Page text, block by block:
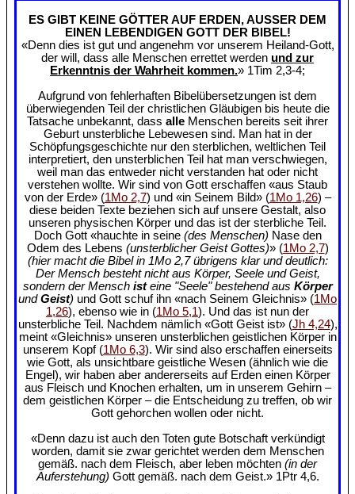
ES GIBT KEINE GÖTTER AUF ERDEN, AUSSER DEM
EINEN LEBENDIGEN GOTT DER BIBEL!
«Denn dies ist gut und angenehm vor unserem Heiland-Gott,
der will, dass alle Menschen errettet werden und zur
Erkenntnis der Wahrheit kommen.» 1Tim 2,3-4;
Aufgrund von fehlerhaften Bibelübersetzungen ist dem
überwiegenden Teil der christlichen Gläubigen bis heute die
Tatsache unbekannt, dass alle Menschen bereits seit ihrer
Geburt unsterbliche Lebewesen sind. Man hat in der
Schöpfungsgeschichte nur den sterblichen, weltlichen Teil
interpretiert, den unsterblichen Teil hat man verschwiegen,
weil man das entweder nicht verstanden hat oder nicht
verstehen wollte. Wir sind von Gott erschaffen «aus Staub
von der Erde» (1Mo 2,7) und «in Seinem Bild» (1Mo 1,26) –
diese beiden Texte beziehen sich auf unsere Gestalt, also
unseren physischen Körper und das ist der sterbliche Teil.
Doch Gott «hauchte in seine (des Menschen) Nase den
Odem des Lebens (unsterblicher Geist Gottes)» (1Mo 2,7)
(hier macht die Bibel in 1Mo 2,7 übrigens klar und deutlich:
Der Mensch besteht nicht aus Körper, Seele und Geist,
sondern der Mensch isteine "Seele" bestehend aus Körper
undGeist) und Gott schuf ihn «nach Seinem Gleichnis» (1Mo
1,26), ebenso wie in (1Mo 5,1). Und das ist nun der
unsterbliche Teil. Nachdem nämlich «Gott Geist ist» (Jh 4,24),
meint «Gleichnis» unseren unsterblichen geistlichen Körper in
unserem Kopf (1Mo 6,3). Wir sind also erschaffen einerseits
wie Gott, als unsichtbare geistliche Wesen (ähnlich wie die
Engel), wir haben aber andererseits auf Erden einen Körper
aus Fleisch und Knochen erhalten, um in unserem Gehirn –
dem geistlichen Körper – die Entscheidung zu treffen, ob wir
Gott gehorchen wollen oder nicht.
«Denn dazu ist auch den Toten gute Botschaft verkündigt
worden, damit sie zwar gerichtet werden dem Menschen
gemäß. nach dem Fleisch, aber leben möchten (in der
Auferstehung) Gott gemäß. nach dem Geist.» 1Ptr 4,6.